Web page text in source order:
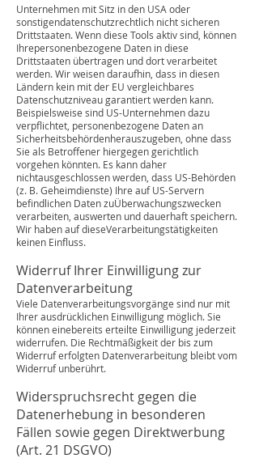
Unternehmen mit Sitz in den USA oder
sonstigendatenschutzrechtlich nicht sicheren
Drittstaaten. Wenn diese Tools aktiv sind, können
Ihrepersonenbezogene Daten in diese
Drittstaaten übertragen und dort verarbeitet
werden. Wir weisen daraufhin, dass in diesen
Ländern kein mit der EU vergleichbares
Datenschutzniveau garantiert werden kann.
Beispielsweise sind US-Unternehmen dazu
verpflichtet, personenbezogene Daten an
Sicherheitsbehördenherauszugeben, ohne dass
Sie als Betroffener hiergegen gerichtlich
vorgehen könnten. Es kann daher
nichtausgeschlossen werden, dass US-Behörden
(z. B. Geheimdienste) Ihre auf US-Servern
befindlichen Daten zuÜberwachungszwecken
verarbeiten, auswerten und dauerhaft speichern.
Wir haben auf dieseVerarbeitungstätigkeiten
keinen Einfluss.
Widerruf Ihrer Einwilligung zur
Datenverarbeitung
Viele Datenverarbeitungsvorgänge sind nur mit
Ihrer ausdrücklichen Einwilligung möglich. Sie
können einebereits erteilte Einwilligung jederzeit
widerrufen. Die Rechtmäßigkeit der bis zum
Widerruf erfolgten Datenverarbeitung bleibt vom
Widerruf unberührt.
Widerspruchsrecht gegen die
Datenerhebung in besonderen
Fällen sowie gegen Direktwerbung
(Art. 21 DSGVO)